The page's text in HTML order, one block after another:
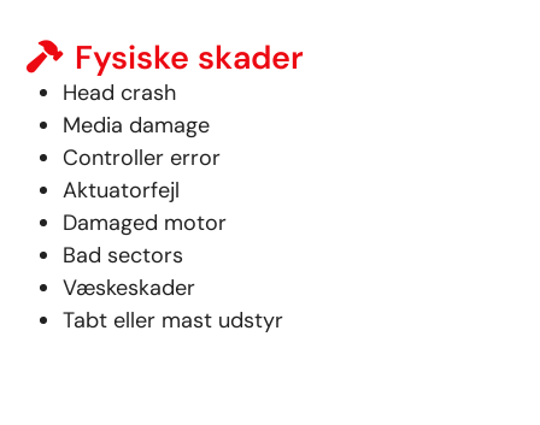
Fysiske skader
Head crash
Media damage
Controller error
Aktuatorfejl
Damaged motor
Bad sectors
Væskeskader
Tabt eller mast udstyr